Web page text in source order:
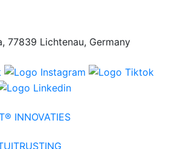
77839 Lichtenau, Germany
INNOVATIES